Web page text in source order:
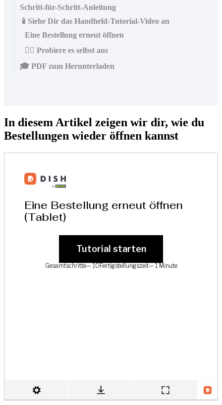
Schritt-für-Schritt-Anleitung
📱Siehe Dir das Handheld-Tutorial-Video an
Eine Bestellung erneut öffnen
👆🏼 Probiere es selbst aus
🎓 PDF zum Herunterladen
In diesem Artikel zeigen wir dir, wie du
Bestellungen wieder öffnen kannst